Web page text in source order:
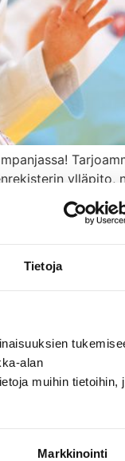
Tietoja
alan
muihin tietoihin,
Markkinointi
ylläpito,
oma-